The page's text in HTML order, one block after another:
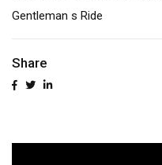
Gentleman s Ride
Share